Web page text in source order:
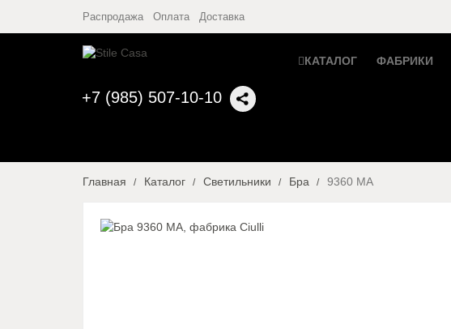
Распродажа Оплата Доставка
КАТАЛОГ ФАБРИКИ
+7 (985) 507-10-10
Главная Каталог Светильники Бра 9360 MA